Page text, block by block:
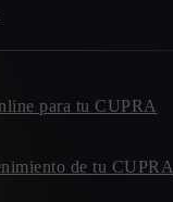
para tu CUPRA
de tu CUPRA